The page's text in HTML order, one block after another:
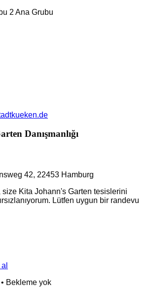
2 Ana Grubu
Danışmanlığı
42, 22453 Hamburg
Kita Johann's Garten tesislerini
Lütfen uygun bir randevu
• Bekleme yok